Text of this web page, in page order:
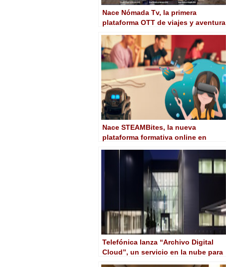
Nace Nómada Tv, la primera
plataforma OTT de viajes y aventura
Nace STEAMBites, la nueva
plataforma formativa online en
Telefónica lanza “Archivo Digital
Cloud”, un servicio en la nube para